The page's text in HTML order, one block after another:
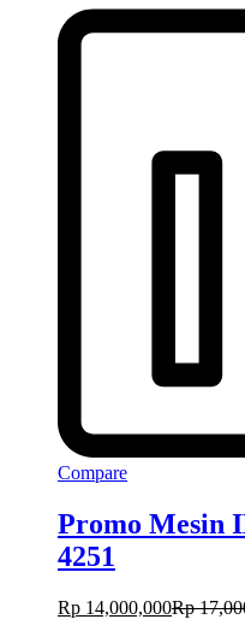
Compare
Promo Mesin
4251
Rp 14,000,000Rp